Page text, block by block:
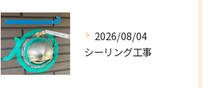
2026/08/04
シーリング工事